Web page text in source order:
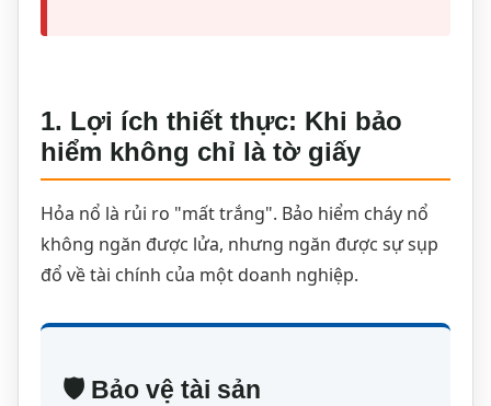
1. Lợi ích thiết thực: Khi bảo
hiểm không chỉ là tờ giấy
Hỏa nổ là rủi ro "mất trắng". Bảo hiểm cháy nổ
không ngăn được lửa, nhưng ngăn được sự sụp
đổ về tài chính của một doanh nghiệp.
🛡️ Bảo vệ tài sản